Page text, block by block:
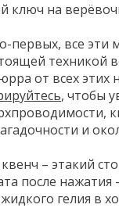
на
первых, все
от всех этих
, чтобы
и
– этакий
после
гелия в